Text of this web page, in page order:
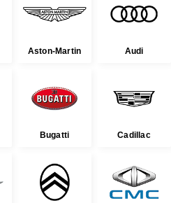
Aston-Martin Audi
Bugatti Cadillac